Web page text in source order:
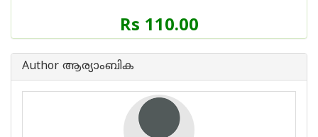
Price
of
Book
Rs 110.00
Author ആര്യാംബിക